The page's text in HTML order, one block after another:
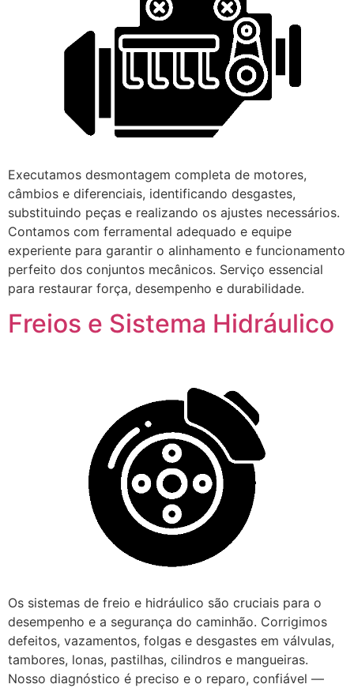
Executamos desmontagem completa de motores,
câmbios e diferenciais, identificando desgastes,
substituindo peças e realizando os ajustes necessários.
Contamos com ferramental adequado e equipe
experiente para garantir o alinhamento e funcionamento
perfeito dos conjuntos mecânicos. Serviço essencial
para restaurar força, desempenho e durabilidade.
Freios e Sistema Hidráulico
Os sistemas de freio e hidráulico são cruciais para o
desempenho e a segurança do caminhão. Corrigimos
defeitos, vazamentos, folgas e desgastes em válvulas,
tambores, lonas, pastilhas, cilindros e mangueiras.
Nosso diagnóstico é preciso e o reparo, confiável —